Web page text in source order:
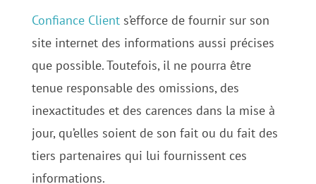
Confiance Clients’efforce de fournir sur son
site internet des informations aussi précises
que possible. Toutefois, il ne pourra être
tenue responsable des omissions, des
inexactitudes et des carences dans la mise à
jour, qu’elles soient de son fait ou du fait des
tiers partenaires qui lui fournissent ces
informations.